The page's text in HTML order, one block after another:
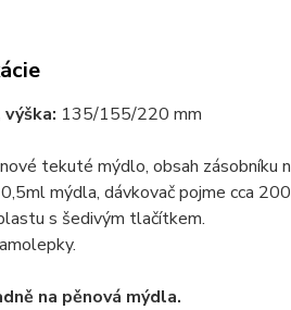
135/155/220 mm
tekuté mýdlo, obsah zásobníku
mýdla, dávkovač pojme cca
s šedivým tlačítkem.
na pěnová mýdla.